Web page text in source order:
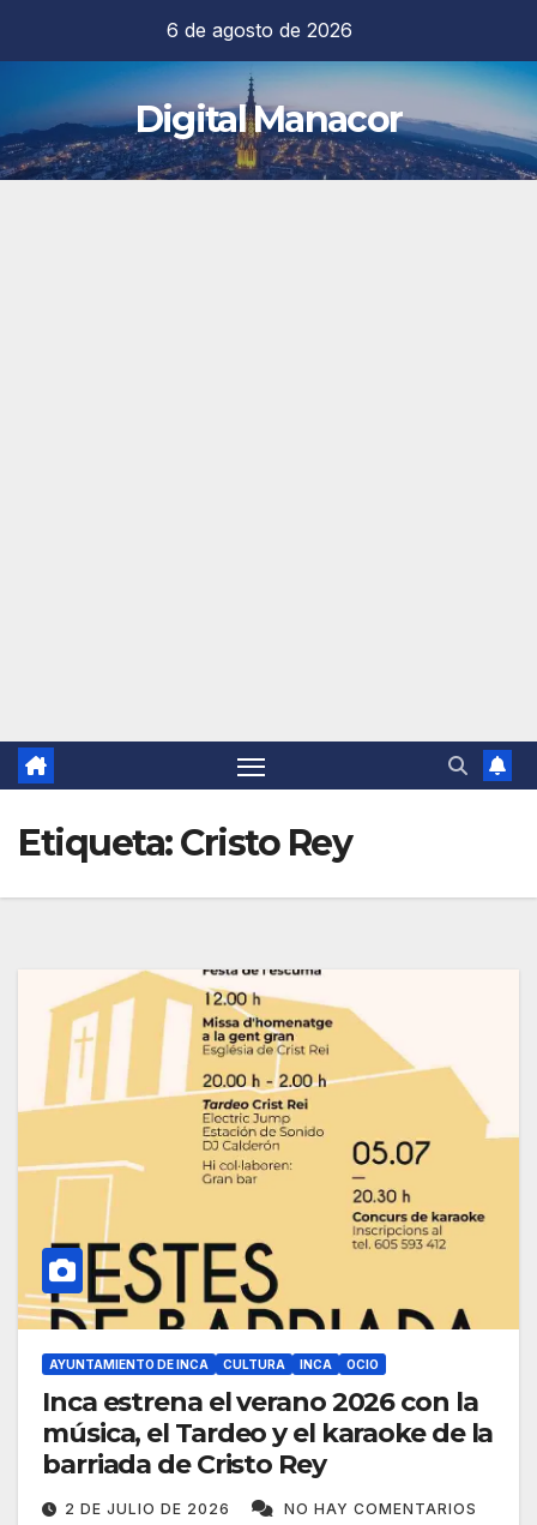
contenido
6 de agosto de 2026
Digital Manacor
Etiqueta:Cristo Rey
AYUNTAMIENTO DE INCA CULTURA INCA OCIO
Inca estrena el verano 2026 con la
música, el Tardeo y el karaoke de la
barriada de Cristo Rey
2 DE JULIO DE 2026 NO HAY COMENTARIOS